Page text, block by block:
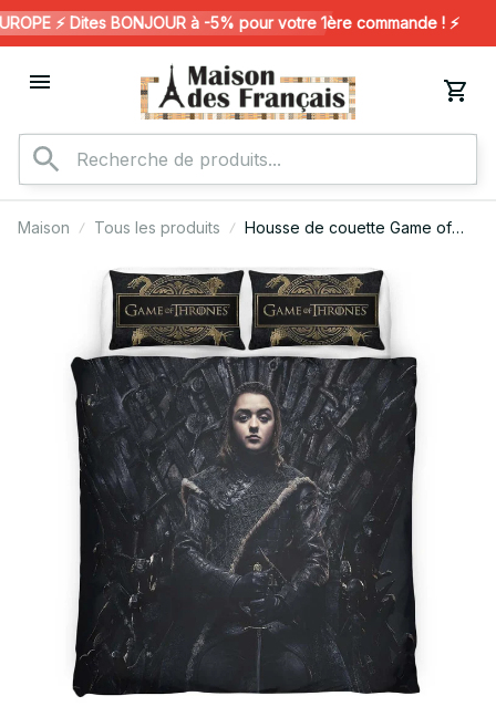
⚡️ Dites BONJOUR à -5% pour votre 1ère commande ! ⚡️
Maison Tous les produits
Housse de couette Game of
Maison Stark